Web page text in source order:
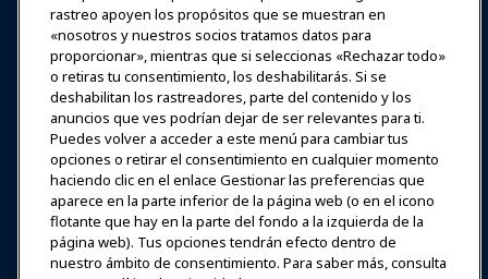
Expos y Eventos
Noticias y Funworld
Educación
Seguridad y protección
rastreo apoyen los propósitos que se muestran en
«nosotros y nuestros socios tratamos datos para
proporcionar», mientras que si seleccionas «Rechazar todo»
o retiras tu consentimiento, los deshabilitarás. Si se
deshabilitan los rastreadores, parte del contenido y los
anuncios que ves podrían dejar de ser relevantes para ti.
Puedes volver a acceder a este menú para cambiar tus
opciones o retirar el consentimiento en cualquier momento
haciendo clic en el enlace Gestionar las preferencias que
aparece en la parte inferior de la página web (o en el icono
flotante que hay en la parte del fondo a la izquierda de la
página web). Tus opciones tendrán efecto dentro de
nuestro ámbito de consentimiento. Para saber más, consulta